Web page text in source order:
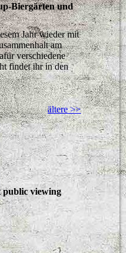
Biergärten und
Jahr wieder mit
am
verschiedene
findet ihr in den
ältere >>
public viewing